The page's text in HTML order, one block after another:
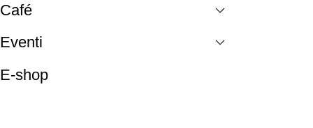
Café
Eventi
E-shop